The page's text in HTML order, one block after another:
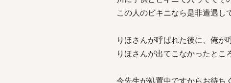
この人のビキニなら是非遭遇し
りほさんが呼ばれた後に、俺が
りほさんが出てこなかったとこ
今先生が処置中ですからお待ち